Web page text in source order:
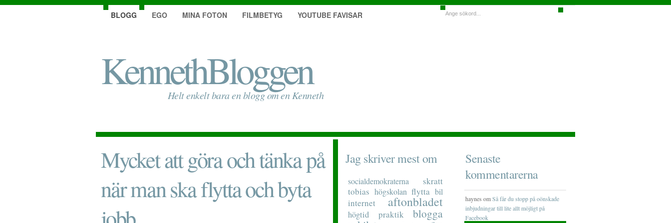
KennethBloggen
Helt enkelt bara en blogg om en Kenneth
BLOGG EGO MINA FOTON FILMBETYG YOUTUBE FAVISAR
Mycket att göra och tänka på
när man ska flytta och byta
Jag skriver mest om
socialdemokraterna
skratt
tobias högskolan flytta bil
internet aftonbladet
högtid praktik blogga
Senaste
kommentarerna
haynes omSå får du stopp på oönskade
inbjudningar till lite allt möjligt på
Facebook